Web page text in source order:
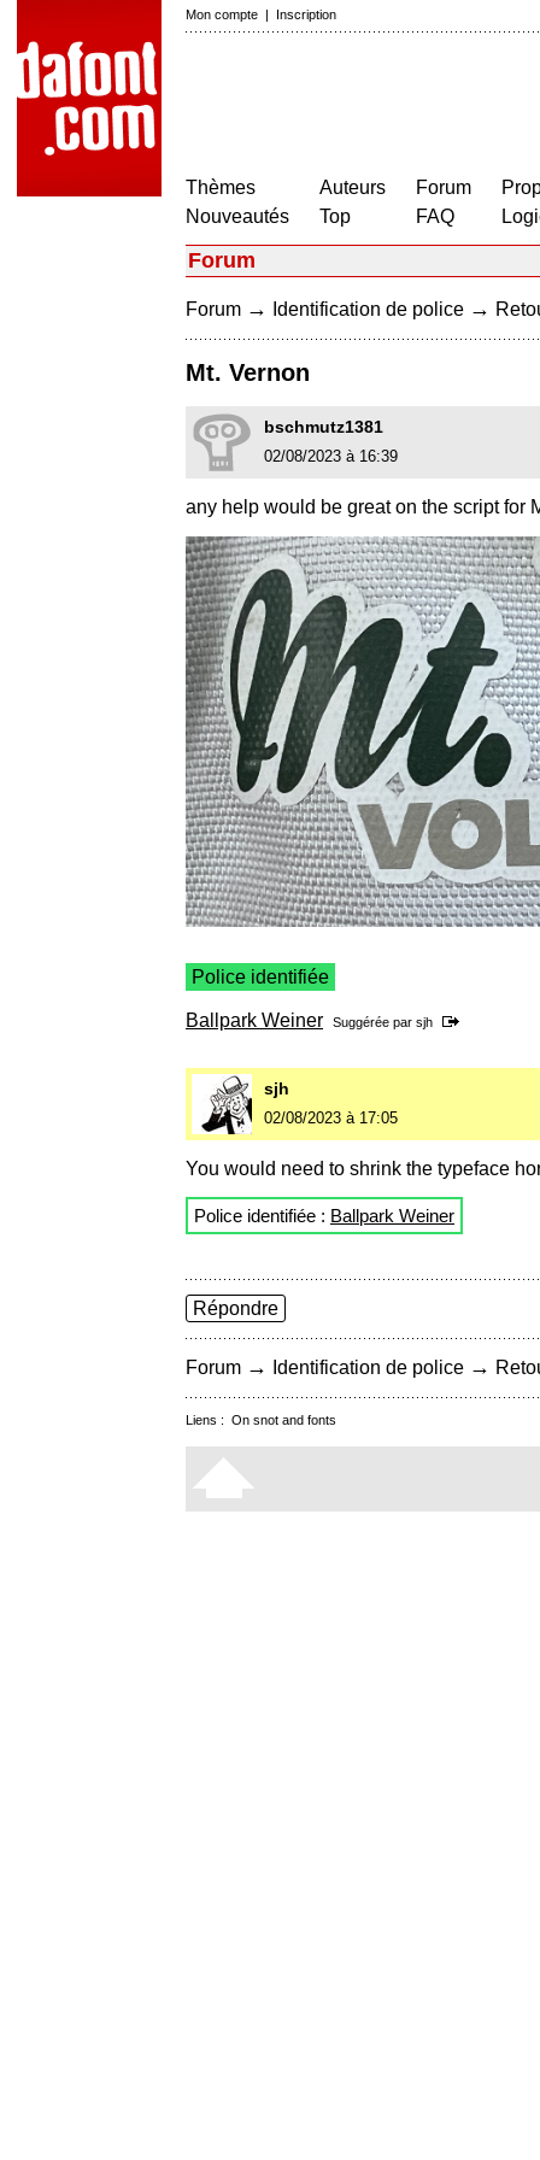
Mon compte | Inscription
Thèmes
Nouveautés
Auteurs
Top
Forum
FAQ
Forum
Forum → Identification de police →
Mt. Vernon
bschmutz1381
02/08/2023 à 16:39
any help would be great on the script for
Police identifiée
Ballpark Weiner Suggérée par sjh
sjh
02/08/2023 à 17:05
You would need to shrink the typeface
Police identifiée : Ballpark Weiner
Répondre
Forum → Identification de police →
Liens : On snot and fonts